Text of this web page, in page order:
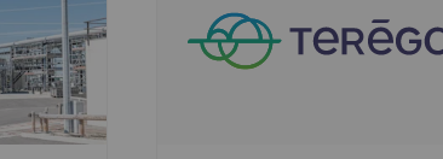
hydrothermale